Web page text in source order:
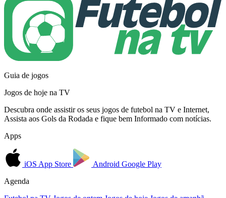
Guia de jogos
Jogos de hoje na TV
Descubra onde assistir os seus jogos de futebol na TV e Internet,
Assista aos Gols da Rodada e fique bem Informado com notícias.
Apps
iOS App Store Android Google Play
Agenda